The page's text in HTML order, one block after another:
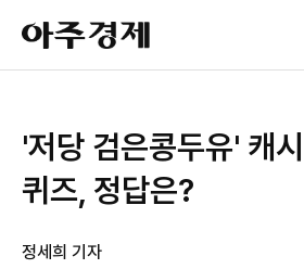
아
주
경
'저당 검은콩두유' 캐
퀴즈, 정답은?
정세희 기자